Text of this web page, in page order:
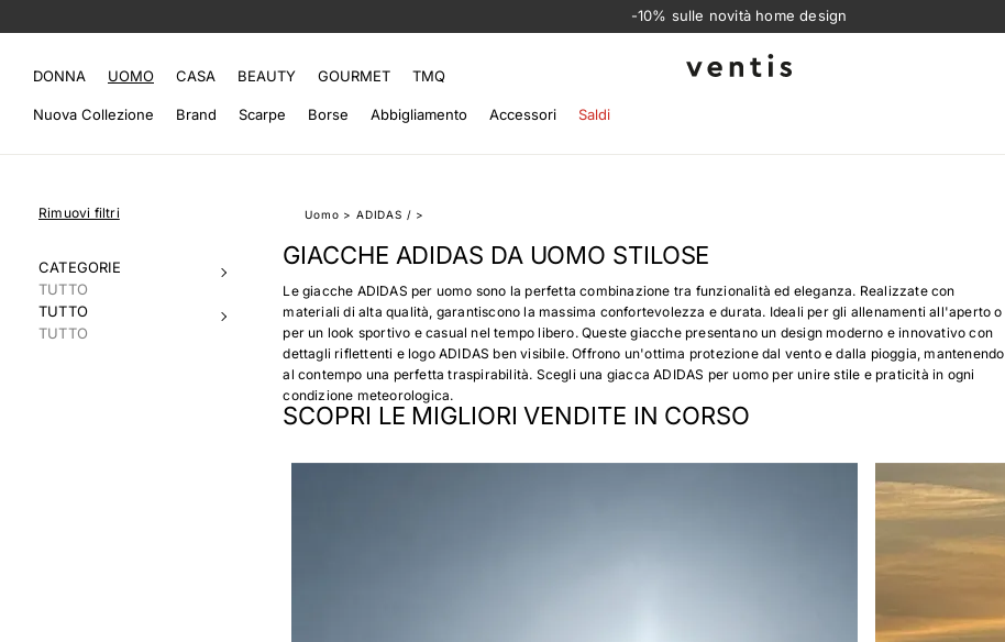
-10% sulle novità home design
Ventis
DONNA UOMO CASA BEAUTY GOURMET TMQ
Nuova Collezione Brand Scarpe Borse Abbigliamento Accessori Saldi
Uomo > ADIDAS / >
GIACCHE ADIDAS DA UOMO STILOSE
Le giacche ADIDAS per uomo sono la perfetta combinazione tra funzionalità ed eleganza. Realizzate con
materiali di alta qualità, garantiscono la massima confortevolezza e durata. Ideali per gli allenamenti all'aperto o
per un look sportivo e casual nel tempo libero. Queste giacche presentano un design moderno e innovativo con
dettagli riflettenti e logo ADIDAS ben visibile. Offrono un'ottima protezione dal vento e dalla pioggia, mantenendo
al contempo una perfetta traspirabilità. Scegli una giacca ADIDAS per uomo per unire stile e praticità in ogni
condizione meteorologica.
SCOPRI LE MIGLIORI VENDITE IN CORSO
Rimuovi filtri
CATEGORIE
TUTTO
TUTTO
TUTTO